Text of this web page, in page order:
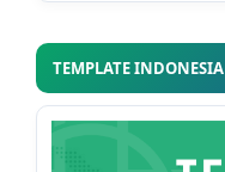
TEMPLATE INDONESIA